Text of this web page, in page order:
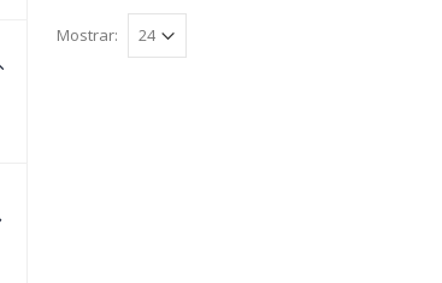
Mostrar: